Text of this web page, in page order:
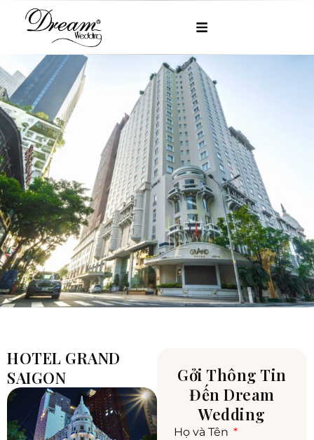
HOTEL GRAND
SAIGON
Gởi Thông Tin
Đến Dream
Wedding
Họ và Tên